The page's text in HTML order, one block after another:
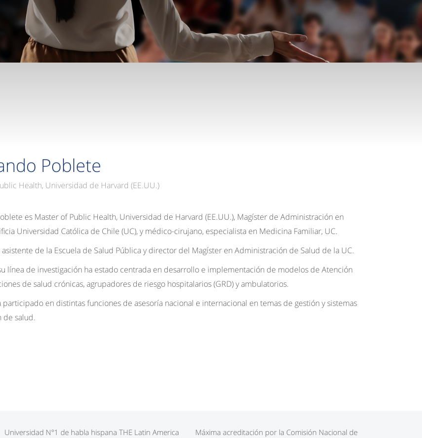
Poblete
Health, Universidad de Harvard (EE.UU.)
es Master of Public Health, Universidad de Harvard (EE.UU.), Magíster de Administración en
Universidad Católica de Chile (UC), y médico-cirujano, especialista en Medicina Familiar, UC.
de la Escuela de Salud Pública y director del Magíster en Administración de Salud de la UC.
línea de investigación ha estado centrada en desarrollo e implementación de modelos de Atención
de salud crónicas, agrupadores de riesgo hospitalarios (GRD) y ambulatorios.
participado en distintas funciones de asesoría nacional e internacional en temas de gestión y sistemas
de salud.
Universidad N°1 de habla hispana THE Latin America
Máxima acreditación por la Comisión Nacional de